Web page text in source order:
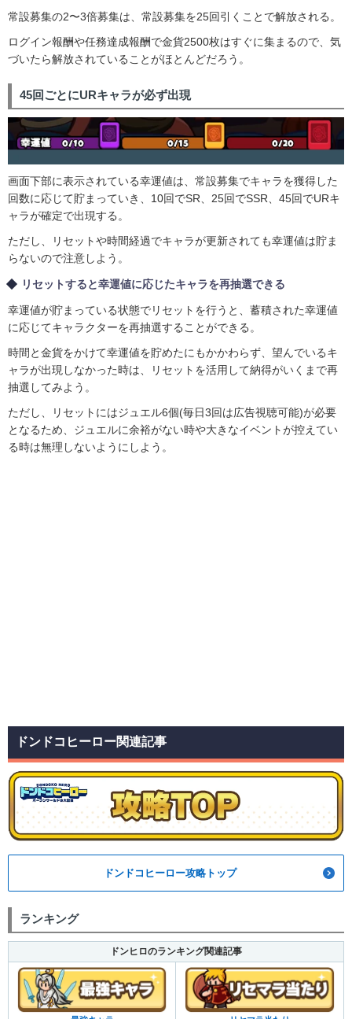
常設募集の2〜3倍募集は、常設募集を25回引くことで解放される。
ログイン報酬や任務達成報酬で金貨2500枚はすぐに集まるので、気
づいたら解放されていることがほとんどだろう。
45回ごとにURキャラが必ず出現
画面下部に表示されている幸運値は、常設募集でキャラを獲得した
回数に応じて貯まっていき、10回でSR、25回でSSR、45回でURキ
ャラが確定で出現する。
ただし、リセットや時間経過でキャラが更新されても幸運値は貯ま
らないので注意しよう。
リセットすると幸運値に応じたキャラを再抽選できる
幸運値が貯まっている状態でリセットを行うと、蓄積された幸運値
に応じてキャラクターを再抽選することができる。
時間と金貨をかけて幸運値を貯めたにもかかわらず、望んでいるキ
ャラが出現しなかった時は、リセットを活用して納得がいくまで再
抽選してみよう。
ただし、リセットにはジュエル6個(毎日3回は広告視聴可能)が必要
となるため、ジュエルに余裕がない時や大きなイベントが控えてい
る時は無理しないようにしよう。
ドンドコヒーロー関連記事
ドンドコヒーロー攻略トップ
ランキング
ドンヒロのランキング関連記事